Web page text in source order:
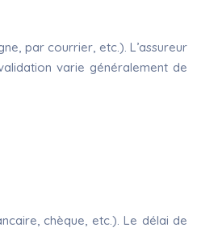
par courrier, etc.). L’assureur
varie généralement de
chèque, etc.). Le délai de